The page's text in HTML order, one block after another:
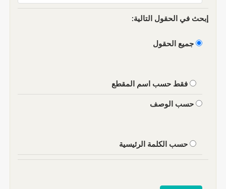
إبحث في الحقول التالية:
جميع الحقول
فقط حسب اسم المقطع
حسب الوصف
حسب الكلمة الرئيسية